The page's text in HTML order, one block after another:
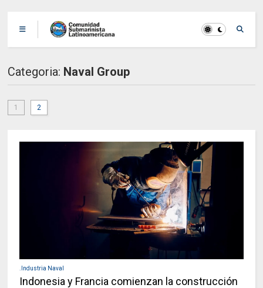
Categoria: Naval Group
1 2
.Industria Naval
Indonesia y Francia comienzan la construcción